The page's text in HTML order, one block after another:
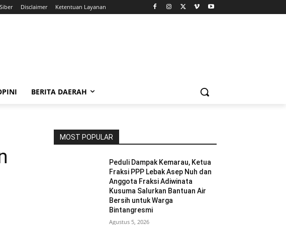
Disclaimer Ketentuan Layanan
BERITA DAERAH
MOST POPULAR
Peduli Dampak Kemarau, Ketua
Fraksi PPP Lebak Asep Nuh dan
Anggota Fraksi Adiwinata
Kusuma Salurkan Bantuan Air
Bersih untuk Warga
Bintangresmi
Agustus 5, 2026